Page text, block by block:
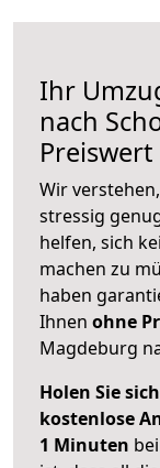
Ihr
nach
Preiswert
Wir
stressig
helfen, sich
machen zu
haben
Ihnen ohne
Magdeburg
Holen Sie
kostenlose
1 Minuten